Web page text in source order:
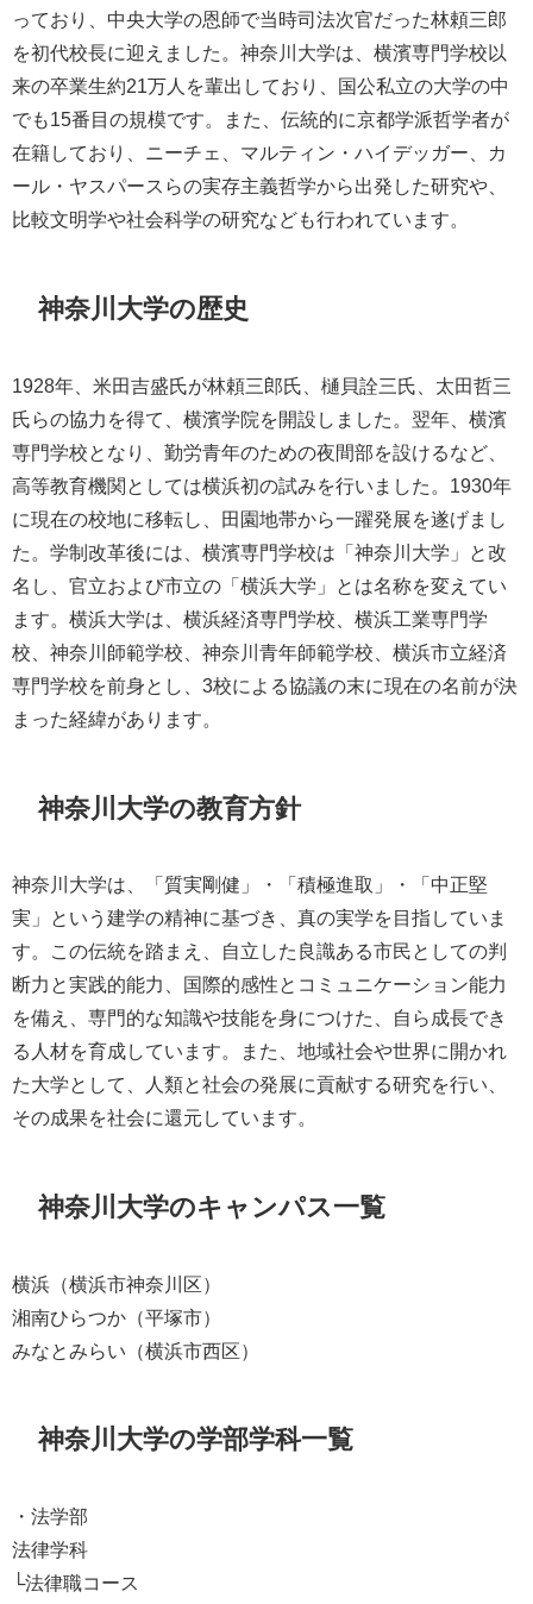
っており、中央大学の恩師で当時司法次官だった林頼三郎
を初代校長に迎えました。神奈川大学は、横濱専門学校以
来の卒業生約21万人を輩出しており、国公私立の大学の中
でも15番目の規模です。また、伝統的に京都学派哲学者が
在籍しており、ニーチェ、マルティン・ハイデッガー、カ
ール・ヤスパースらの実存主義哲学から出発した研究や、
比較文明学や社会科学の研究なども行われています。
神奈川大学の歴史
1928年、米田吉盛氏が林頼三郎氏、樋貝詮三氏、太田哲三
氏らの協力を得て、横濱学院を開設しました。翌年、横濱
専門学校となり、勤労青年のための夜間部を設けるなど、
高等教育機関としては横浜初の試みを行いました。1930年
に現在の校地に移転し、田園地帯から一躍発展を遂げまし
た。学制改革後には、横濱専門学校は「神奈川大学」と改
名し、官立および市立の「横浜大学」とは名称を変えてい
ます。横浜大学は、横浜経済専門学校、横浜工業専門学
校、神奈川師範学校、神奈川青年師範学校、横浜市立経済
専門学校を前身とし、3校による協議の末に現在の名前が決
まった経緯があります。
神奈川大学の教育方針
神奈川大学は、「質実剛健」・「積極進取」・「中正堅
実」という建学の精神に基づき、真の実学を目指していま
す。この伝統を踏まえ、自立した良識ある市民としての判
断力と実践的能力、国際的感性とコミュニケーション能力
を備え、専門的な知識や技能を身につけた、自ら成長でき
る人材を育成しています。また、地域社会や世界に開かれ
た大学として、人類と社会の発展に貢献する研究を行い、
その成果を社会に還元しています。
神奈川大学のキャンパス一覧
横浜（横浜市神奈川区）
湘南ひらつか（平塚市）
みなとみらい（横浜市西区）
神奈川大学の学部学科一覧
・法学部
法律学科
└法律職コース